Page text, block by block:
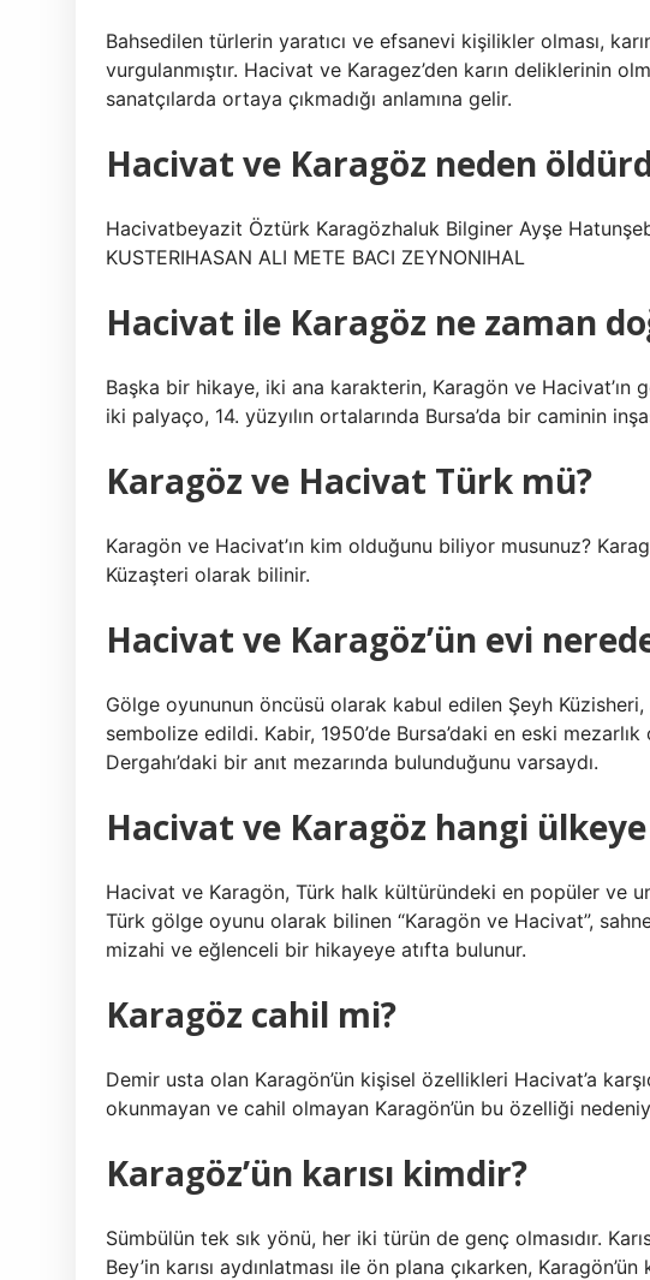
Bahsedilen türlerin yaratıcı ve efsanevi kişilikler olması,
vurgulanmıştır. Hacivat ve Karagez’den karın deliklerinin
sanatçılarda ortaya çıkmadığı anlamına gelir.
Hacivat ve Karagöz neden
Hacivatbeyazit Öztürk Karagözhaluk Bilginer Ayşe
KUSTERIHASAN ALI METE BACI ZEYNONIHAL
Hacivat ile Karagöz ne zaman
Başka bir hikaye, iki ana karakterin, Karagön ve Hacivat’ın
iki palyaço, 14. yüzyılın ortalarında Bursa’da bir caminin
Karagöz ve Hacivat Türk mü?
Karagön ve Hacivat’ın kim olduğunu biliyor musunuz?
Küzaşteri olarak bilinir.
Hacivat ve Karagöz’ün evi
Gölge oyununun öncüsü olarak kabul edilen Şeyh Küzisheri,
sembolize edildi. Kabir, 1950’de Bursa’daki en eski
Dergahı’daki bir anıt mezarında bulunduğunu varsaydı.
Hacivat ve Karagöz hangi
Hacivat ve Karagön, Türk halk kültüründeki en popüler ve
Türk gölge oyunu olarak bilinen “Karagön ve Hacivat”,
mizahi ve eğlenceli bir hikayeye atıfta bulunur.
Karagöz cahil mi?
Demir usta olan Karagön’ün kişisel özellikleri Hacivat’a
okunmayan ve cahil olmayan Karagön’ün bu özelliği
Karagöz’ün karısı kimdir?
Sümbülün tek sık yönü, her iki türün de genç olmasıdır.
Bey’in karısı aydınlatması ile ön plana çıkarken,